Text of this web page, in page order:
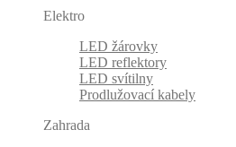
Elektro
LED žárovky
LED reflektory
LED svítilny
Prodlužovací kabely
Zahrada